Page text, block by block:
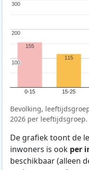
0-15 15-25
100
100
200
200
300
300
155
115
Bevolking,
2026 per leeftijdsgroep.
De grafiek toont de
inwoners is ook per
beschikbaar (alleen